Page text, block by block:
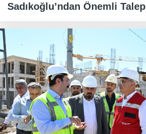
Sadıkoğlu’ndan Önemli Talep